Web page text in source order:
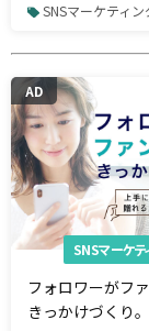
SNSマーケティ
AD
SNSマーケテ
フォロワーがフ
きっかけづくり